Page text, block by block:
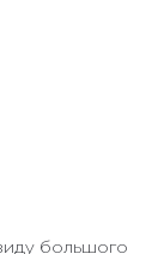
большого